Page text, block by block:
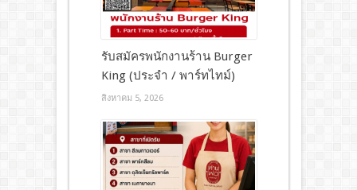
รับสมัครพนักงานร้าน Burger
King (ประจำ / พาร์ทไทม์)
สิงหาคม 5, 2026